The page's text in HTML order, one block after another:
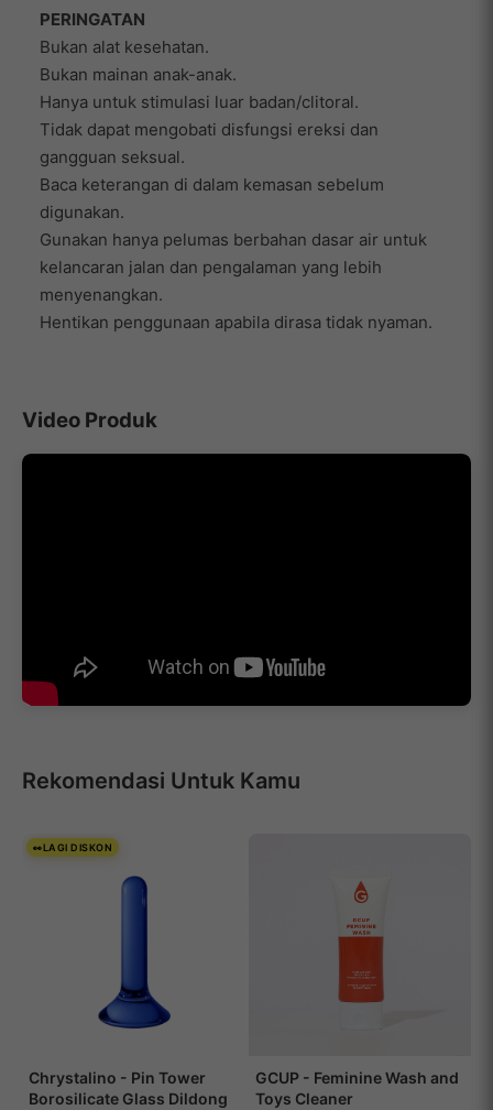
PERINGATAN
Bukan alat kesehatan.
Bukan mainan anak-anak.
Hanya untuk stimulasi luar badan/clitoral.
Tidak dapat mengobati disfungsi ereksi dan
gangguan seksual.
Baca keterangan di dalam kemasan sebelum
digunakan.
Gunakan hanya pelumas berbahan dasar air untuk
kelancaran jalan dan pengalaman yang lebih
menyenangkan.
Hentikan penggunaan apabila dirasa tidak nyaman.
Video Produk
Rekomendasi Untuk Kamu
👀LAGI DISKON
Chrystalino - Pin Tower
Borosilicate Glass Dildong
GCUP - Feminine Wash and
Toys Cleaner